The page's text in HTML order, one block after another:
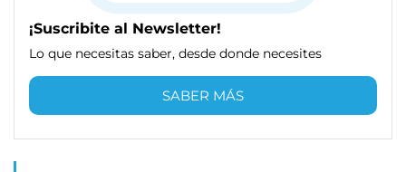
¡Suscribite al Newsletter!
Lo que necesitas saber, desde donde necesites
SABER MÁS